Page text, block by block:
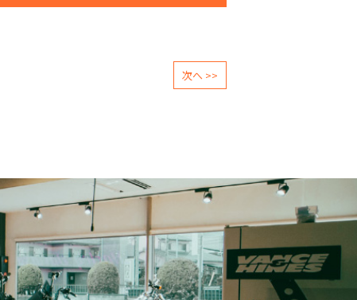
次へ >>